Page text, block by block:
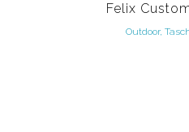
Felix
Outdoor,